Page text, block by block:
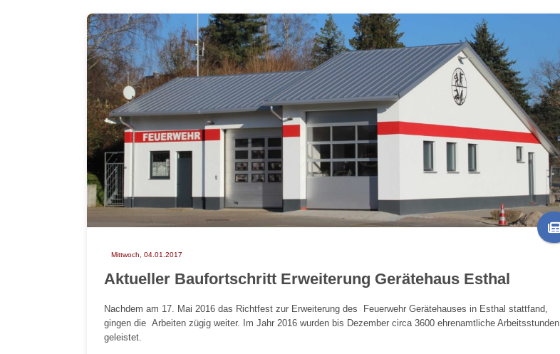
Mittwoch, 04.01.2017
Aktueller Baufortschritt Erweiterung Gerätehaus Esthal
Nachdem am 17. Mai 2016 das Richtfest zur Erweiterung des Feuerwehr Gerätehauses in Esthal stattfand,
gingen die Arbeiten zügig weiter. Im Jahr 2016 wurden bis Dezember circa 3600 ehrenamtliche Arbeitsstunden
geleistet.